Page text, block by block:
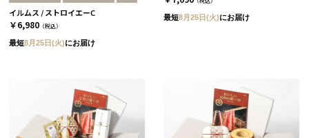
イルムス / ストロイエーC
￥6,980 （税込）
最短8月25日(火)にお届け
最短8月25日(火)にお届け